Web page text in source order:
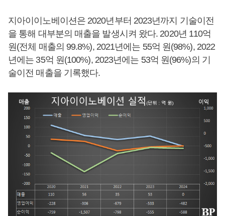
지아이이노베이션은 2020년부터 2023년까지 기술이전
을 통해 대부분의 매출을 발생시켜 왔다. 2020년 110억
원(전체 매출의 99.8%), 2021년에는 55억 원(98%), 2022
년에는 35억 원(100%), 2023년에는 53억 원(96%)의 기
술이전 매출을 기록했다.